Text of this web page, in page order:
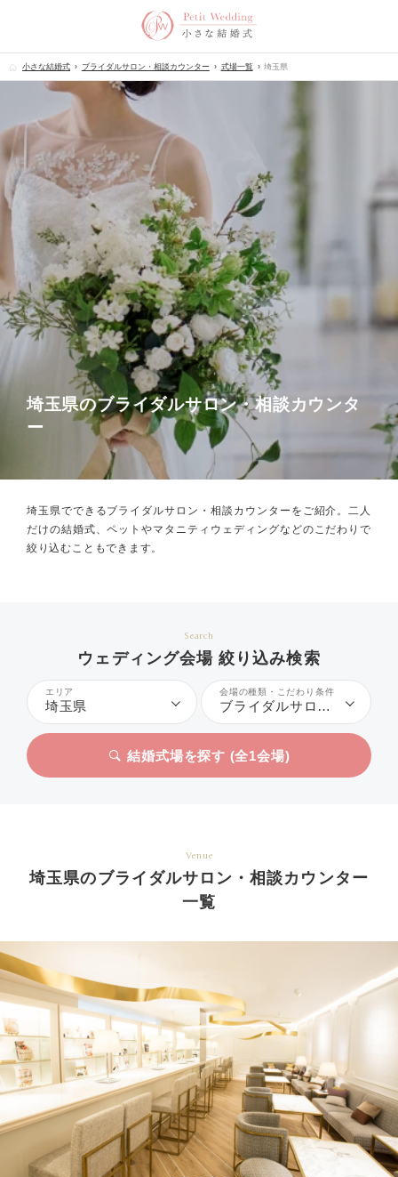
小さな結婚式 ブライダルサロン・相談カウンター 式場一覧 埼玉県
埼玉県のブライダルサロン・相談カウンタ
ー
埼玉県でできるブライダルサロン・相談カウンターをご紹介。二人
だけの結婚式、ペットやマタニティウェディングなどのこだわりで
絞り込むこともできます。
Search
ウェディング会場 絞り込み検索
エリア
埼玉県
会場の種類・こだわり条件
ブライダルサロン・相談カウンター
結婚式場を探す (全1会場)
Venue
埼玉県のブライダルサロン・相談カウンター
一覧